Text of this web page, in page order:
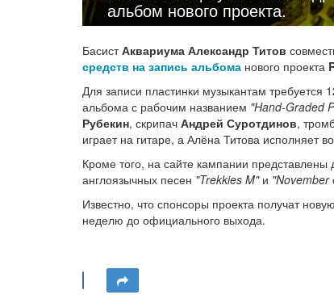
альбом нового проекта.
БасистАквариума Александр Титов
средств на запись альбома нового проекта
Для записи пластинки музыкантам
альбома с рабочим названием "Hand-Graded
Рубекин, скрипач Андрей Суротдинов,
играет на гитаре, а Алёна Титова исполняет
Кроме того, на сайте кампании представлены
англоязычных песен "Trekkies M"и "November
Известно, что спонсоры проекта получат
неделю до официального выхода.